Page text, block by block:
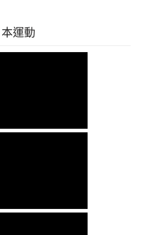
運動